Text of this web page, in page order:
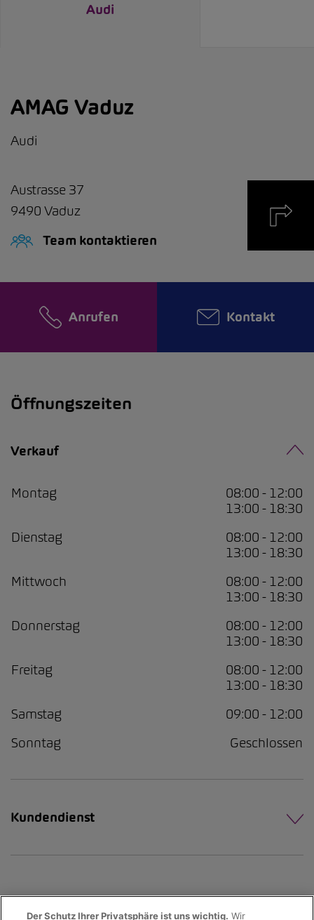
Audi
AMAG Vaduz
Audi
Austrasse 37
9490 Vaduz
Team kontaktieren
Anrufen Kontakt
Öffnungszeiten
Verkauf
Montag
08:00 - 12:00
13:00 - 18:30
Dienstag
08:00 - 12:00
13:00 - 18:30
Mittwoch
08:00 - 12:00
13:00 - 18:30
Donnerstag
08:00 - 12:00
13:00 - 18:30
Freitag
08:00 - 12:00
13:00 - 18:30
Samstag
09:00 - 12:00
Sonntag
Geschlossen
Kundendienst
Der Schutz Ihrer Privatsphäre ist uns wichtig. Wir